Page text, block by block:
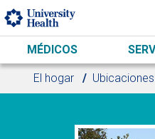
Skip to main content
MÉDICOS
El hogar